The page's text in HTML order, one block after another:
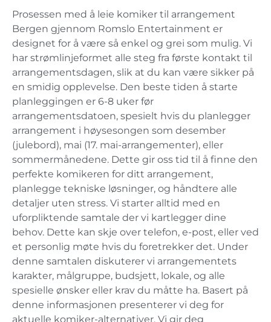
Prosessen med å leie komiker til arrangement
Bergen gjennom Romslo Entertainment er
designet for å være så enkel og grei som mulig. Vi
har strømlinjeformet alle steg fra første kontakt til
arrangementsdagen, slik at du kan være sikker på
en smidig opplevelse. Den beste tiden å starte
planleggingen er 6-8 uker før
arrangementsdatoen, spesielt hvis du planlegger
arrangement i høysesongen som desember
(julebord), mai (17. mai-arrangementer), eller
sommermånedene. Dette gir oss tid til å finne den
perfekte komikeren for ditt arrangement,
planlegge tekniske løsninger, og håndtere alle
detaljer uten stress. Vi starter alltid med en
uforpliktende samtale der vi kartlegger dine
behov. Dette kan skje over telefon, e-post, eller ved
et personlig møte hvis du foretrekker det. Under
denne samtalen diskuterer vi arrangementets
karakter, målgruppe, budsjett, lokale, og alle
spesielle ønsker eller krav du måtte ha. Basert på
denne informasjonen presenterer vi deg for
aktuelle komiker-alternativer. Vi gir deg